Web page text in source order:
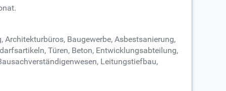
Baugewerbe, Asbestsanierung,
Türen, Beton, Entwicklungsabteilung,
Leitungstiefbau,